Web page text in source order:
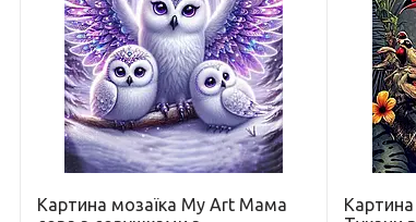
Картина мозаїка My Art Мама